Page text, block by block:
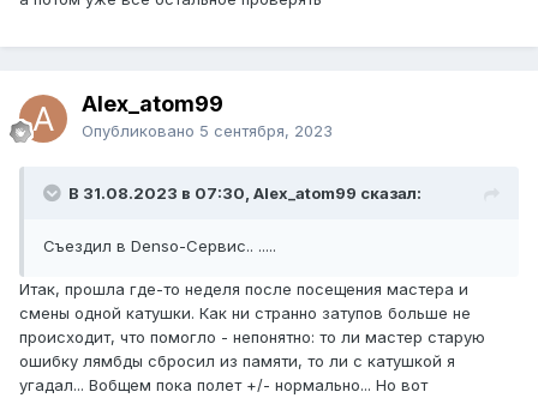
Alex_atom99
Опубликовано 5 сентября, 2023
В 31.08.2023 в 07:30, Alex_atom99 сказал:
Съездил в Denso-Сервис.. .....
Итак, прошла где-то неделя после посещения мастера и
смены одной катушки. Как ни странно затупов больше не
происходит, что помогло - непонятно: то ли мастер старую
ошибку лямбды сбросил из памяти, то ли с катушкой я
угадал... Вобщем пока полет +/- нормально... Но вот